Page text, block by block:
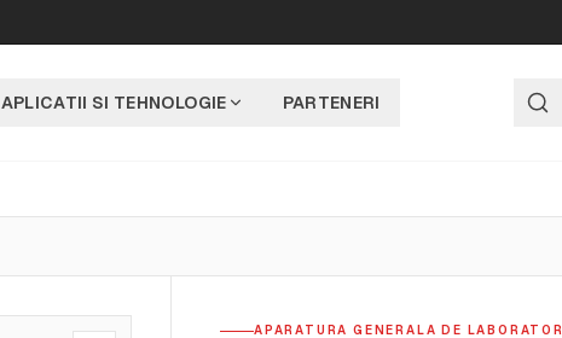
APLICATII SI TEHNOLOGIE PARTENERI
APARATURA GENERALA DE LABORATOR